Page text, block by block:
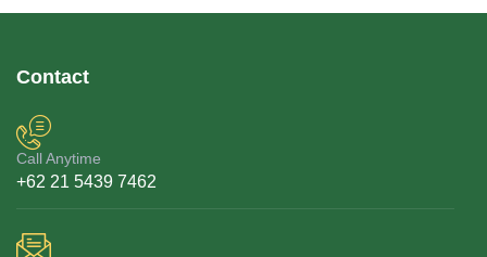
Contact
Call Anytime
+62 21 5439 7462